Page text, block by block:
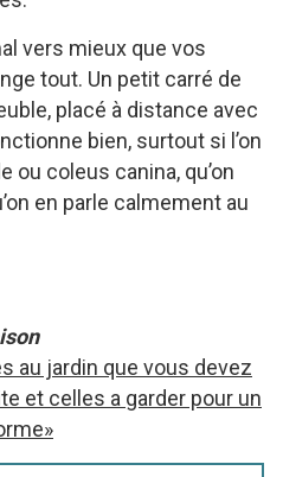
vers mieux que vos
tout. Un petit carré de
placé à distance avec
bien, surtout si l’on
ou coleus canina, qu’on
en parle calmement au
au jardin que vous devez
et celles a garder pour un